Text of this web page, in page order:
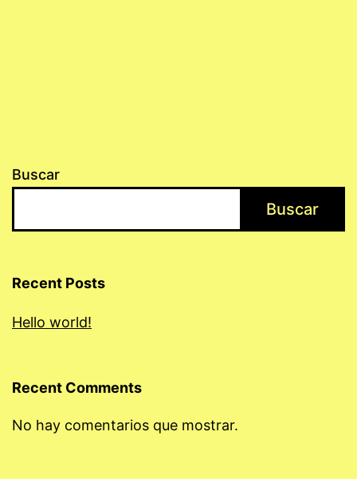
Buscar
Buscar
Recent Posts
Hello world!
Recent Comments
No hay comentarios que mostrar.